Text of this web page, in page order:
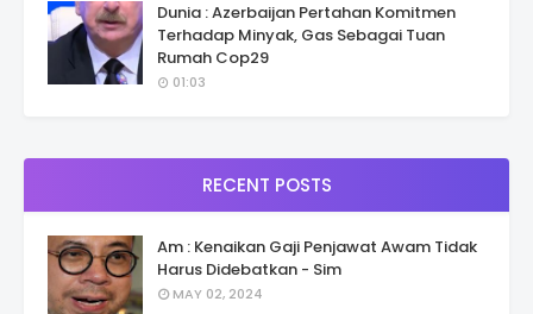
Dunia : Azerbaijan Pertahan Komitmen
Terhadap Minyak, Gas Sebagai Tuan
Rumah Cop29
01:03
RECENT POSTS
Am : Kenaikan Gaji Penjawat Awam Tidak
Harus Didebatkan - Sim
MAY 02, 2024